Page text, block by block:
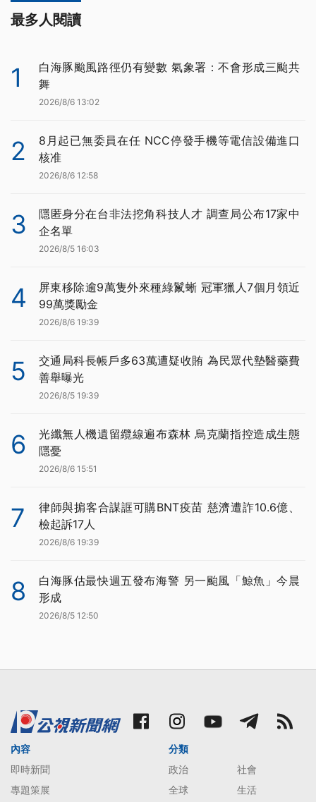
最多人閱讀
1
白海豚颱風路徑仍有變數 氣象署：不會形成三颱共
舞
2026/8/6 13:02
2
8月起已無委員在任 NCC停發手機等電信設備進口
核准
2026/8/6 12:58
3
隱匿身分在台非法挖角科技人才 調查局公布17家中
企名單
2026/8/5 16:03
4
屏東移除逾9萬隻外來種綠鬣蜥 冠軍獵人7個月領近
99萬獎勵金
2026/8/6 19:39
5
交通局科長帳戶多63萬遭疑收賄 為民眾代墊醫藥費
善舉曝光
2026/8/5 19:39
6
光纖無人機遺留纜線遍布森林 烏克蘭指控造成生態
隱憂
2026/8/6 15:51
7
律師與掮客合謀誆可購BNT疫苗 慈濟遭詐10.6億、
檢起訴17人
2026/8/6 19:39
8
白海豚估最快週五發布海警 另一颱風「鯨魚」今晨
形成
2026/8/5 12:50
內容
即時新聞
專題策展
分類
政治
社會
全球
生活